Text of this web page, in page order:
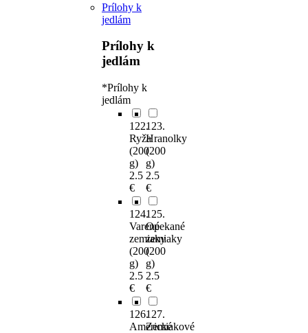
Prílohy k
jedlám
Prílohy k
jedlám
*Prílohy k
jedlám
122.
Ryža
(200
g)
2.5
€
123.
Hranolky
(200
g)
2.5
€
124.
Varené
zemiaky
(200
g)
2.5
€
125.
Opekané
zemiaky
(200
g)
2.5
€
126.
Americké
127.
Zemiakové